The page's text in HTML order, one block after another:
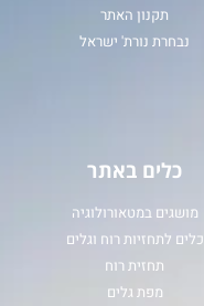
תקנון האתר
נבחרת נורת' ישראל
כלים באתר
מושגים במטאורולוגיה
כלים לתחזיות רוח וגלים
תחזית רוח
מפת גלים